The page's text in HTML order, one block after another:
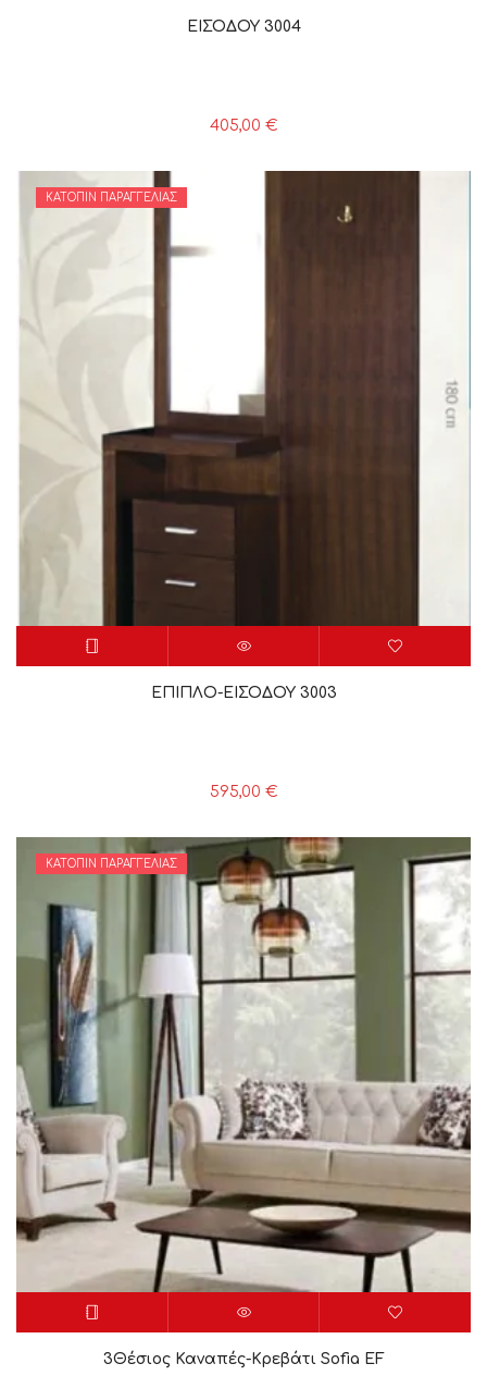
ΕΙΣΟΔΟΥ 3004
405,00 €
ΚΑΤΌΠΙΝ ΠΑΡΑΓΓΕΛΊΑΣ
ΕΠΙΠΛΟ-ΕΙΣΟΔΟΥ 3003
595,00 €
ΚΑΤΌΠΙΝ ΠΑΡΑΓΓΕΛΊΑΣ
3Θέσιος Καναπές-Κρεβάτι Sofia EF